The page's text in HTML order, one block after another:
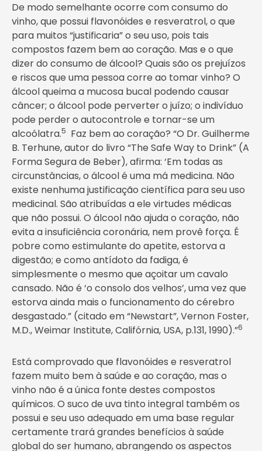
De modo semelhante ocorre com consumo do
vinho, que possui flavonóides e resveratrol, o que
para muitos “justificaria” o seu uso, pois tais
compostos fazem bem ao coração. Mas e o que
dizer do consumo de álcool? Quais são os prejuízos
e riscos que uma pessoa corre ao tomar vinho? O
álcool queima a mucosa bucal podendo causar
câncer; o álcool pode perverter o juízo; o indivíduo
pode perder o autocontrole e tornar-se um
alcoólatra.5 Faz bem ao coração? “O Dr. Guilherme
B. Terhune, autor do livro “The Safe Way to Drink” (A
Forma Segura de Beber), afirma: ‘Em todas as
circunstâncias, o álcool é uma má medicina. Não
existe nenhuma justificação científica para seu uso
medicinal. São atribuídas a ele virtudes médicas
que não possui. O álcool não ajuda o coração, não
evita a insuficiência coronária, nem provê força. É
pobre como estimulante do apetite, estorva a
digestão; e como antídoto da fadiga, é
simplesmente o mesmo que açoitar um cavalo
cansado. Não é ‘o consolo dos velhos’, uma vez que
estorva ainda mais o funcionamento do cérebro
desgastado.” (citado em “Newstart”, Vernon Foster,
M.D., Weimar Institute, Califórnia, USA, p.131, 1990).”6
Está comprovado que flavonóides e resveratrol
fazem muito bem à saúde e ao coração, mas o
vinho não é a única fonte destes compostos
químicos. O suco de uva tinto integral também os
possui e seu uso adequado em uma base regular
certamente trará grandes benefícios à saúde
global do ser humano, abrangendo os aspectos